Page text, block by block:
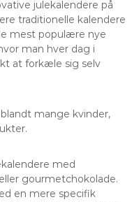
julekalendere på
traditionelle kalendere
mest populære nye
man hver dag i
at forkæle sig selv
mange kvinder,
med
gourmetchokolade.
en mere specifik